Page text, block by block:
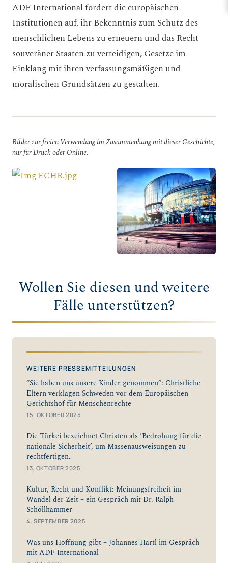
ADF International fordert die europäischen
Institutionen auf, ihr Bekenntnis zum Schutz des
menschlichen Lebens zu erneuern und das Recht
souveräner Staaten zu verteidigen, Gesetze im
Einklang mit ihren verfassungsmäßigen und
moralischen Grundsätzen zu gestalten.
Bilder zur freien Verwendung im Zusammenhang mit dieser Geschichte,
nur für Druck oder Online.
Wollen Sie diesen und weitere
Fälle unterstützen?
WEITERE PRESSEMITTEILUNGEN
“Sie haben uns unsere Kinder genommen“: Christliche
Eltern verklagen Schweden vor dem Europäischen
Gerichtshof für Menschenrechte
15. OKTOBER 2025
Die Türkei bezeichnet Christen als ‘Bedrohung für die
nationale Sicherheit’, um Massenausweisungen zu
rechtfertigen.
13. OKTOBER 2025
Kultur, Recht und Konflikt: Meinungsfreiheit im
Wandel der Zeit – ein Gespräch mit Dr. Ralph
Schöllhammer
4. SEPTEMBER 2025
Was uns Hoffnung gibt – Johannes Hartl im Gespräch
mit ADF International